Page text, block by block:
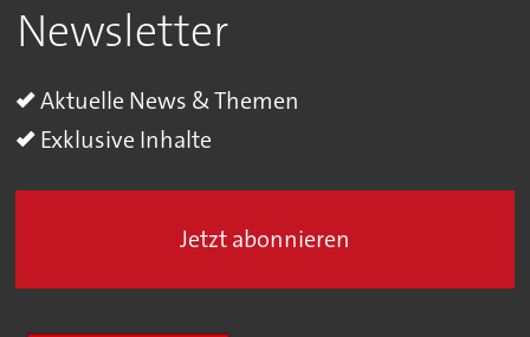
Newsletter
Aktuelle News & Themen
Exklusive Inhalte
Jetzt abonnieren